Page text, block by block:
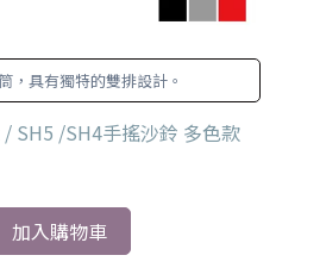
，具有獨特的雙排設計。
/ SH5 /SH4手搖沙鈴 多色款
加入購物車